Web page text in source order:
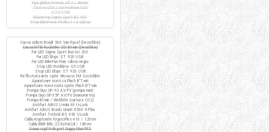
Pipa ghidon Promax 25.4 / 80mm
Tisa sa COX / Sa ProRace COX
ACCESORII
Kilometraj Sigma Sport BC 400
Stop BikeForce Modest / 3 LED-uri
Casca ciclism Roadr 500 Van Rysel (Decathlon)
Casca MTB Rockrider SIX Btwin (Decathlon)
Far LED Sigma Sport Buster 200
Far LED Elops ST 920 USB
Far LED BikeFun Pixie silicon negru
Stop LED Rockbros Q5 USB
Stop LED Elops ST 920 USB
Reflectorizante spite Wowow 3M Scotchlite
Aparatoare noroi sa Flash B'Twin
Aparatoare noroi roata spate Flash B'Twin
Pompa Giyo GP-92 AV/FV (pompa mini)
Pompa Giyo GF-35P AV/FV (manometru)
Pompa Btwin / Weldtite (cartuse CO2)
Antifurt ABUS U-mini 40 U-Lock
Antifurt ABUS Bordo Granit 6500 X-Plus
Antifurt Trelock BS 450 U-Lock
Cablu Kryptonite KryptoFlex 410 / 120cm
Cablu BBB BBL-22 ExtraCoil / 180cm
Scaun copil Polisport Guppy Maxi FFS